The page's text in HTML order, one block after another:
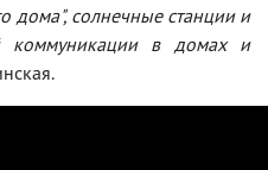
дома", солнечные станции и
коммуникации в домах и